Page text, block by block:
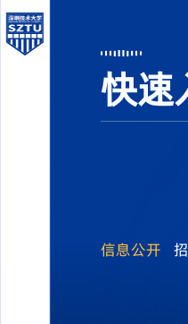
快速
信息公开